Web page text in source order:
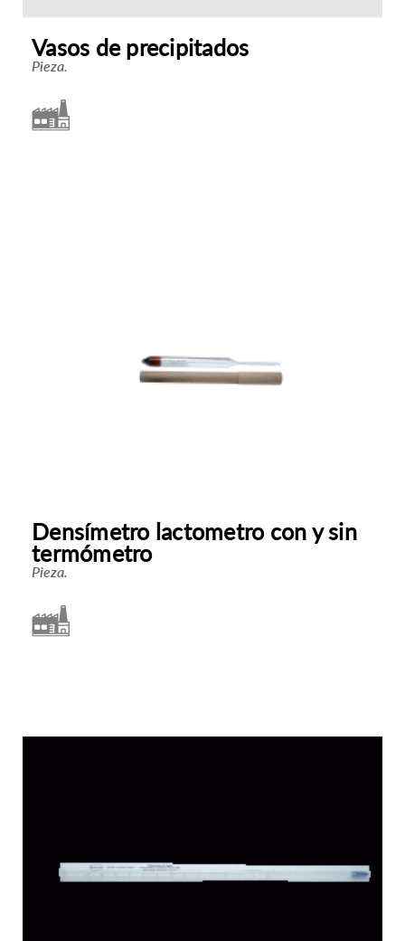
Vasos de precipitados
Pieza.
Densímetro lactometro con y sin
termómetro
Pieza.